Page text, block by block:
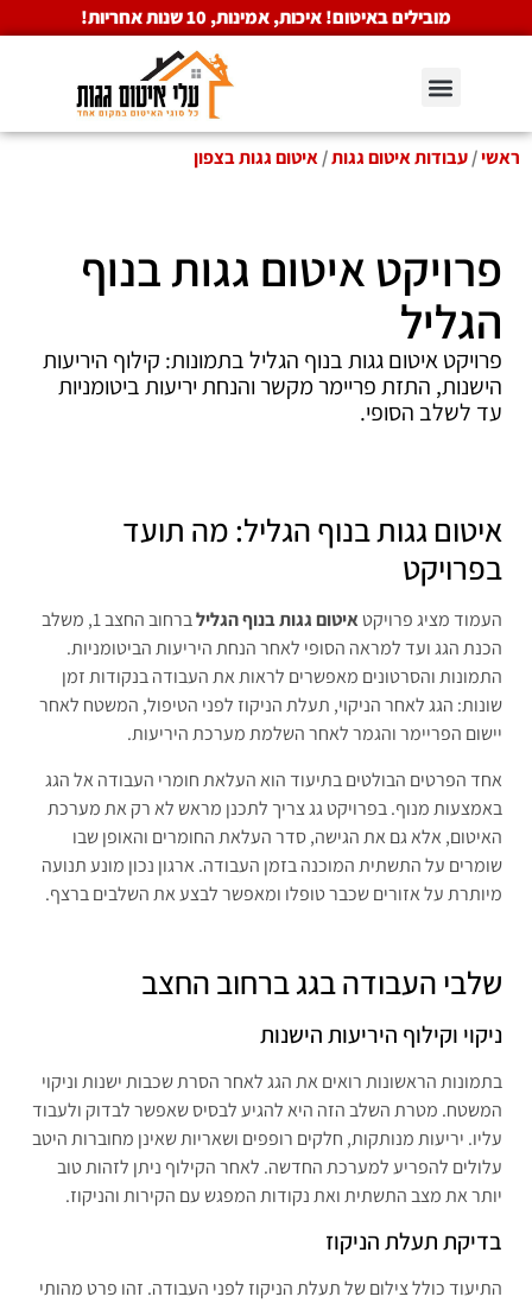
מובילים באיטום! איכות, אמינות, 10 שנות אחריות!
ראשי/עבודות איטום גגות/איטום גגות בצפון
פרויקט איטום גגות בנוף
הגליל
פרויקט איטום גגות בנוף הגליל בתמונות: קילוף היריעות
הישנות, התזת פריימר מקשר והנחת יריעות ביטומניות
עד לשלב הסופי.
איטום גגות בנוף הגליל: מה תועד
בפרויקט
העמוד מציג פרויקטאיטום גגות בנוף הגליל
ברחוב החצב 1, משלב
הכנת הגג ועד למראה הסופי לאחר הנחת היריעות הביטומניות.
התמונות והסרטונים מאפשרים לראות את העבודה בנקודות זמן
שונות: הגג לאחר הניקוי, תעלת הניקוז לפני הטיפול, המשטח לאחר
יישום הפריימר והגמר לאחר השלמת מערכת היריעות.
אחד הפרטים הבולטים בתיעוד הוא העלאת חומרי העבודה אל הגג
באמצעות מנוף. בפרויקט גג צריך לתכנן מראש לא רק את מערכת
האיטום, אלא גם את הגישה, סדר העלאת החומרים והאופן שבו
שומרים על התשתית המוכנה בזמן העבודה. ארגון נכון מונע תנועה
מיותרת על אזורים שכבר טופלו ומאפשר לבצע את השלבים ברצף.
שלבי העבודה בגג ברחוב החצב
ניקוי וקילוף היריעות הישנות
בתמונות הראשונות רואים את הגג לאחר הסרת שכבות ישנות וניקוי
המשטח. מטרת השלב הזה היא להגיע לבסיס שאפשר לבדוק ולעבוד
עליו. יריעות מנותקות, חלקים רופפים ושאריות שאינן מחוברות היטב
עלולים להפריע למערכת החדשה. לאחר הקילוף ניתן לזהות טוב
יותר את מצב התשתית ואת נקודות המפגש עם הקירות והניקוז.
בדיקת תעלת הניקוז
התיעוד כולל צילום של תעלת הניקוז לפני העבודה. זהו פרט מהותי